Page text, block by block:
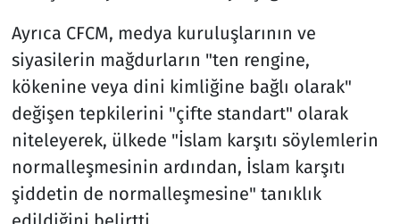
Ayrıca CFCM, medya kuruluşlarının ve
siyasilerin mağdurların "ten rengine,
kökenine veya dini kimliğine bağlı olarak"
değişen tepkilerini "çifte standart" olarak
niteleyerek, ülkede "İslam karşıtı söylemlerin
normalleşmesinin ardından, İslam karşıtı
şiddetin de normalleşmesine" tanıklık